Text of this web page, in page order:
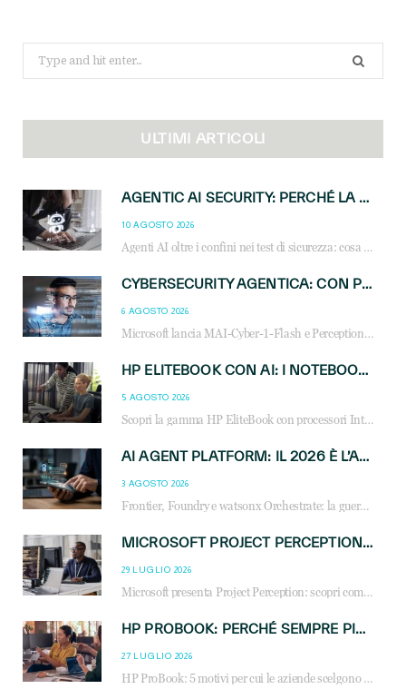
Search
for:
ULTIMI ARTICOLI
AGENTIC AI SECURITY: PERCHÉ LA GOVERNANCE DEGLI AGENTI È LA NUOVA FRONTIERA DEL CANALE IT
10 AGOSTO 2026
Agenti AI oltre i confini nei test di sicurezza: cosa significa per reseller e MSP e come governare l’AI agentica in azienda.
CYBERSECURITY AGENTICA: CON PERCEPTION E MAI-CYBER-1-FLASH MICROSOFT APRE NUOVI SERVIZI PER IL CANALE
6 AGOSTO 2026
Microsoft lancia MAI-Cyber-1-Flash e Perception: cybersecurity agentica in preview dal 3 novembre. Cosa cambia per MSP, system integrator e reseller.
HP ELITEBOOK CON AI: I NOTEBOOK BUSINESS INTELLIGENTI CHE TRASFORMANO PRODUTTIVITÀ, SICUREZZA E LAVORO IBRIDO
5 AGOSTO 2026
Scopri la gamma HP EliteBook con processori Intel® Core™ Ultra e AMD Ryzen™ AI. Notebook business progettati per aumentare la produttività, migliorare la collaborazione e garantire sicurezza avanzata in ufficio e in mobilità.
AI AGENT PLATFORM: IL 2026 È L’ANNO DEL «SISTEMA OPERATIVO» PER GLI AGENTI AZIENDALI
3 AGOSTO 2026
Frontier, Foundry e watsonx Orchestrate: la guerra delle piattaforme AI agent ridisegna il mercato IT. Cosa cambia per reseller, MSP e system integrator.
MICROSOFT PROJECT PERCEPTION: COME GLI AGENTI AI CAMBIERANNO SOC, CYBERSECURITY E SERVIZI MSP
29 LUGLIO 2026
Microsoft presenta Project Perception: scopri come gli agenti AI possono trasformare cybersecurity, SOC e servizi gestiti degli MSP.
HP PROBOOK: PERCHÉ SEMPRE PIÙ AZIENDE SCELGONO NOTEBOOK PROGETTATI PER IL LAVORO MODERNO
27 LUGLIO 2026
HP ProBook: 5 motivi per cui le aziende scelgono i notebook business HP per migliorare produttività, sicurezza e gestione dell’AI.